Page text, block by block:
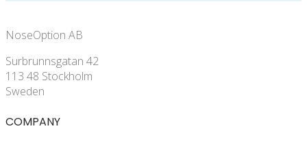
NoseOption AB
Surbrunnsgatan 42
113 48 Stockholm
Sweden
COMPANY